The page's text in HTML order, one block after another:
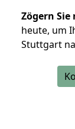
Zögern
heute, um
Stuttgart